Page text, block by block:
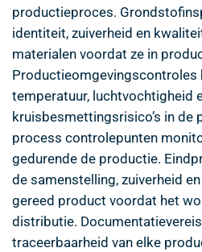
productieproces.
identiteit, zuiverheid en
materialen voordat ze in
Productieomgevingscontroles
temperatuur, luchtvochtigheid
kruisbesmettingsrisico’s in de
process controlepunten
gedurende de productie.
de samenstelling, zuiverheid
gereed product voordat het
distributie.
traceerbaarheid van elke